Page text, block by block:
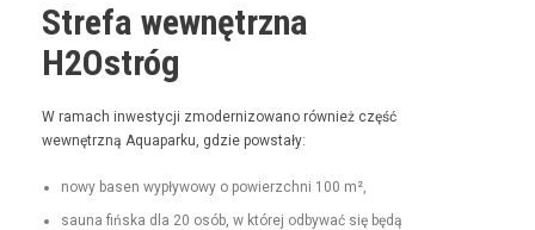
Strefa wewnętrzna
H2Ostróg
W ramach inwest­y­cji zmod­ern­i­zowano również część
wewnętrzną Aqua­parku, gdzie powstały:
nowy basen wypły­wowy o powierzch­ni 100 m²,
sauna fińs­ka dla 20 osób, w której odby­wać się będą